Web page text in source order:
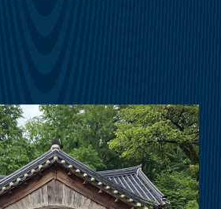
의 청태산은 조선 태조 이성계가 그 푸
해 이름을 붙였다는 설화가 전해지는
연휴양림으로 지정될 만큼 숲의 보존
에 달하는 고지대는 대도시보다 평
피서 산행에 최적화되어 있다. 태백산
동의 바람은 한여름의 열기를 식혀주고,